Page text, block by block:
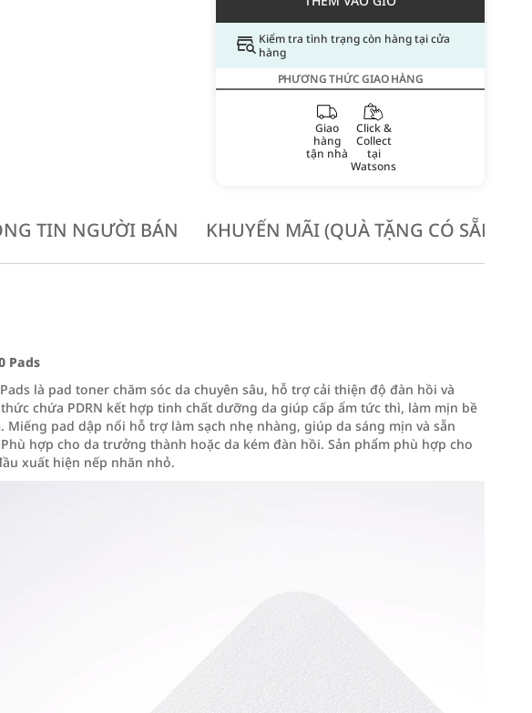
Kiểm tra tình trạng còn hàng tại cửa
hàng
PHƯƠNG THỨC GIAO HÀNG
Giao
hàng
tận nhà
Click &
Collect
tại
Watsons
TIN NGƯỜI BÁN KHUYẾN MÃI (QUÀ TẶNG CÓ SẴN
Pads
là pad toner chăm sóc da chuyên sâu, hỗ trợ cải thiện độ đàn hồi và
chứa PDRN kết hợp tinh chất dưỡng da giúp cấp ẩm tức thì, làm mịn bề
Miếng pad dập nổi hỗ trợ làm sạch nhẹ nhàng, giúp da sáng mịn và sẵn
hợp cho da trưởng thành hoặc da kém đàn hồi. Sản phẩm phù hợp cho
xuất hiện nếp nhăn nhỏ.